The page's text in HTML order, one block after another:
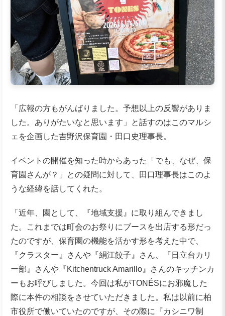
「広報の方もがんばりました。予想以上の反響がありま
した。ありがたいなと思います」と話すのはこのマルシ
ェを企画した吉野沢保育園・田口史理事長。
イベントの開催を知った時からあった「でも、なぜ、保
育園さんが？」との疑問に対して、田口理事長はこのよ
うな経緯を話してくれた。
「近年、園として、『地域支援』に取り組んできまし
た。これまでは町会のお祭りにブースを出店する形だっ
たのですが、保育園の機能を活かす形を考えた中で、
『クラスター』さんや『絹江餃子』さん、『日立台カリ
ー部』さんや『Kitchentruck Amarillo』さんのキッチンカ
ーもお呼びしました。今回は私がTONÉSにお邪魔した
際に本件の相談をさせていただきました。私は以前に柏
市役所で働いていたのですが、その際に『カシニワ制